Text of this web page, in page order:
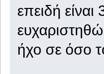
επειδή
ήχο σε όσο